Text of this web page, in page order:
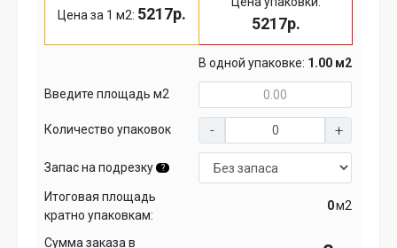
Цена за 1 м2: 5217р.
5217р.
В одной упаковке: 1.00 м2
Введите площадь м2
Количество упаковок
Запас на подрезку ?
Итоговая площадь
кратно упаковкам:
м2
Сумма заказа в